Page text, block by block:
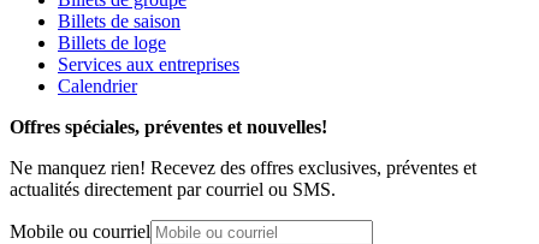
Billets de saison
Billets de loge
Services aux entreprises
Calendrier
Offres spéciales, préventes et nouvelles!
Ne manquez rien! Recevez des offres exclusives, préventes et
actualités directement par courriel ou SMS.
Mobile ou courriel